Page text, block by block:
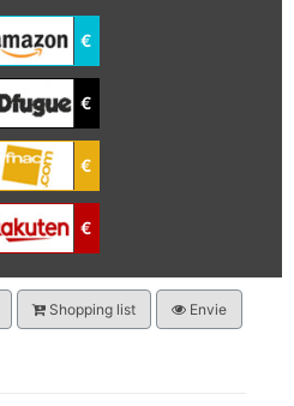
€
€
€
€
Shopping list Envie